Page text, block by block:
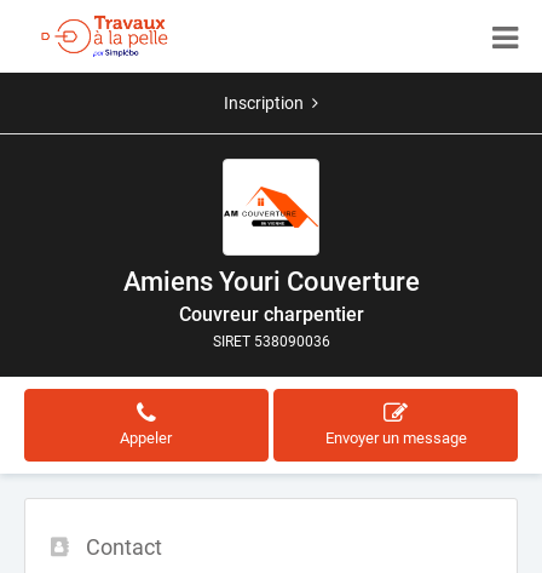
Inscription
Amiens Youri Couverture
Couvreur charpentier
SIRET 538090036
Appeler Envoyer un message
Contact